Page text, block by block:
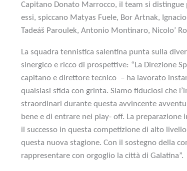
Capitano Donato Marrocco, il team si
essi, spiccano Matyas Fuele, Bor Artnak,
Tadeáš Paroulek, Antonio Montinaro, Nicolo’
La squadra tennistica salentina punta sulla
sinergico e ricco di prospettive: “La Direzione
capitano e direttore tecnico – ha lavorato
qualsiasi sfida con grinta. Siamo fiduciosi che
straordinari durante questa avvincente
bene e di entrare nei play- off. La
il successo in questa competizione di alto
questa nuova stagione. Con il sostegno della
rappresentare con orgoglio la città di Galatina”.